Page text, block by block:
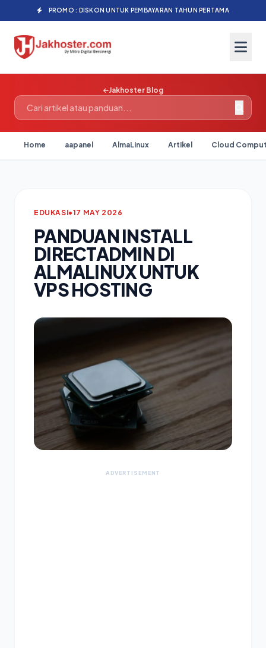
PROMO : DISKON UNTUK PEMBAYARAN TAHUN PERTAMA
Jakhoster Blog
Home aapanel AlmaLinux Artikel Cloud
EDUKASI•17 MAY 2026
PANDUAN INSTALL
DIRECTADMIN DI
ALMALINUX UNTUK
VPS HOSTING
ADVERTISEMENT